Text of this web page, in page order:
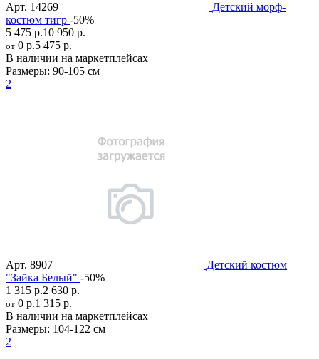
Арт. 14269
Детский морф-
костюм тигр -50%
5 475 р.10 950 р.
от 0 р.5 475 р.
В наличии на маркетплейсах
Размеры: 90-105 см
2
Арт. 8907
Детский костюм
"Зайка Белый" -50%
1 315 р.2 630 р.
от 0 р.1 315 р.
В наличии на маркетплейсах
Размеры: 104-122 см
2